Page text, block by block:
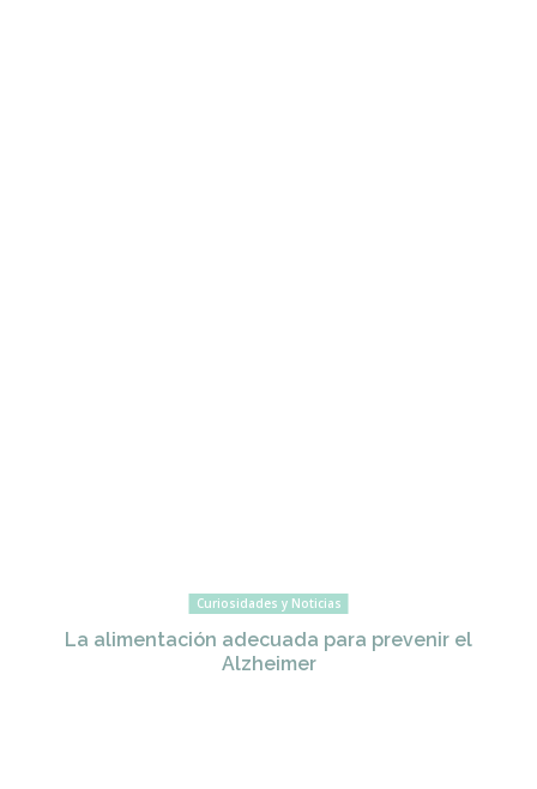
Curiosidades y Noticias
La alimentación adecuada para prevenir el
Alzheimer